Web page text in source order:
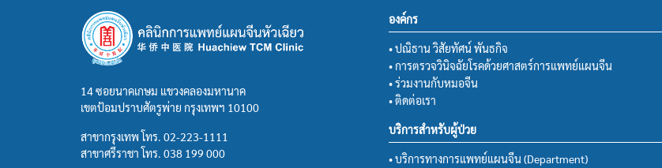
14 ซอยนาคเกษม แขวงคลองมหานาค
เขตป้อมปราบศัตรูพ่าย กรุงเทพฯ 10100
สาขากรุงเทพ โทร. 02-223-1111
สาขาศรีราชา โทร. 038 199 000
องค์กร
• ปณิธาน วิสัยทัศน์ พันธกิจ
• การตรวจวินิจฉัยโรคด้วยศาสตร์การแพทย์แผนจีน
• ร่วมงานกับหมอจีน
• ติดต่อเรา
บริการสำหรับผู้ป่วย
• บริการทางการแพทย์แผนจีน (Department)